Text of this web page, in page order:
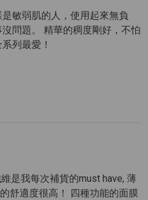
敏弱肌的人，使用起來無負
問題。 精華的稠度剛好，不怕
列最愛！
是我每次補貨的must have, 薄
舒適度很高！ 四種功能的面膜